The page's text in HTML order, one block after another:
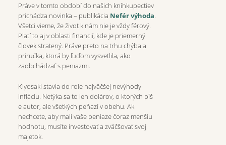
Práve v tomto období do našich kníhkupectiev
prichádza novinka – publikácia Nefér výhoda.
Všetci vieme, že život k nám nie je vždy férový.
Platí to aj v oblasti financií, kde je priemerný
človek stratený. Práve preto na trhu chýbala
príručka, ktorá by ľuďom vysvetlila, ako
zaobchádzať s peniazmi.
Kiyosaki stavia do role najväčšej nevýhody
infláciu. Netýka sa to len dolárov, o ktorých píš
e autor, ale všetkých peňazí v obehu. Ak
nechcete, aby mali vaše peniaze čoraz menšiu
hodnotu, musíte investovať a zväčšovať svoj
majetok.